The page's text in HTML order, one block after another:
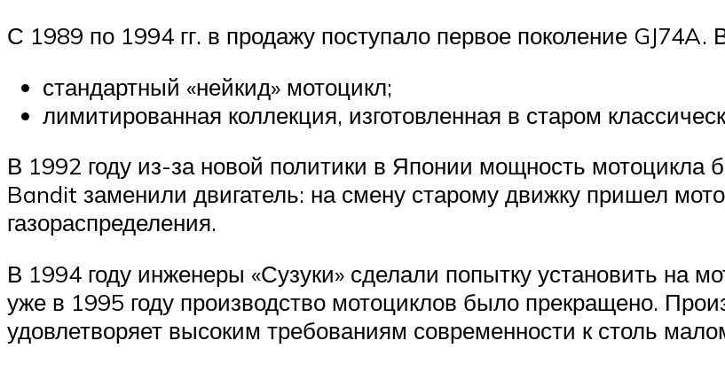
С 1989 по 1994 гг. в продажу поступало первое поколение
стандартный «нейкид» мотоцикл;
лимитированная коллекция, изготовленная в старом
В 1992 году из-за новой политики в Японии мощность мотоцикла
Bandit заменили двигатель: на смену старому движку пришел
газораспределения.
В 1994 году инженеры «Сузуки» сделали попытку установить на
уже в 1995 году производство мотоциклов было прекращено.
удовлетворяет высоким требованиям современности к столь